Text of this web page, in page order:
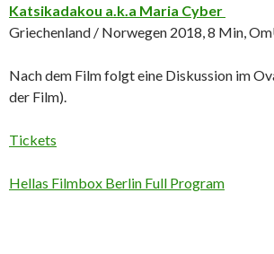
Katsikadakou a.k.a Maria Cyber
Griechenland / Norwegen 2018, 8 Min,
Nach dem Film folgt eine Diskussion im
der Film).
Tickets
Hellas Filmbox Berlin Full Program